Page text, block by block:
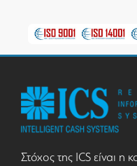
Στόχος της ICS είναι η